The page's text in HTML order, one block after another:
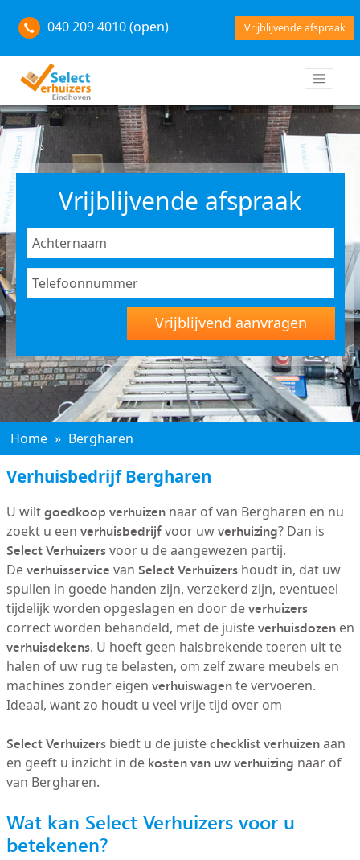
040 209 4010 (open) Vrijblijvende afspraak
Vrijblijvende afspraak
Vrijblijvend aanvragen
Home » Bergharen
Verhuisbedrijf Bergharen
U wiltgoedkoop verhuizennaar of van Bergharen en nu
zoekt u een verhuisbedrijfvoor uwverhuizing? Dan is
Select Verhuizersvoor u de aangewezen partij.
Deverhuisservice van Select Verhuizershoudt in, dat uw
spullen in goede handen zijn, verzekerd zijn, eventueel
tijdelijk worden opgeslagen en door deverhuizers
correct worden behandeld, met de juisteverhuisdozenen
verhuisdekens. U hoeft geen halsbrekende toeren uit te
halen of uw rug te belasten, om zelf zware meubels en
machines zonder eigen verhuiswagente vervoeren.
Ideaal, want zo houdt u veel vrije tijd over om
Select Verhuizersbiedt u de juistechecklist verhuizenaan
en geeft u inzicht in de kosten van uw verhuizing naar of
van Bergharen.
Wat kan Select Verhuizers voor u
betekenen?